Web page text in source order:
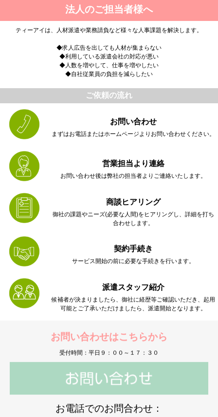
法人のご担当者様へ
ティーアイは、人材派遣や業務請負など様々な人事課題を解決します。
◆求人広告を出しても人材が集まらない
◆利用している派遣会社の対応が悪い
◆人数を増やして、仕事を増やしたい
◆自社従業員の負担を減らしたい
ご依頼の流れ
お問い合わせ
まずはお電話またはホームページよりお問い合わせください。
営業担当より連絡
お問い合わせ後は弊社の担当者よりご連絡いたします。
商談ヒアリング
御社の課題やニーズ(必要な人間)をヒアリングし、詳細を打ち
合わせします。
契約手続き
サービス開始の前に必要な手続きを行います。
派遣スタッフ紹介
候補者が決まりましたら、御社に経歴等ご確認いただき、起用
可能とご了承いただけましたら、派遣開始となります。
お問い合わせはこちらから
受付時間：平日９：００～１７：３０
お電話でのお問合わせ：